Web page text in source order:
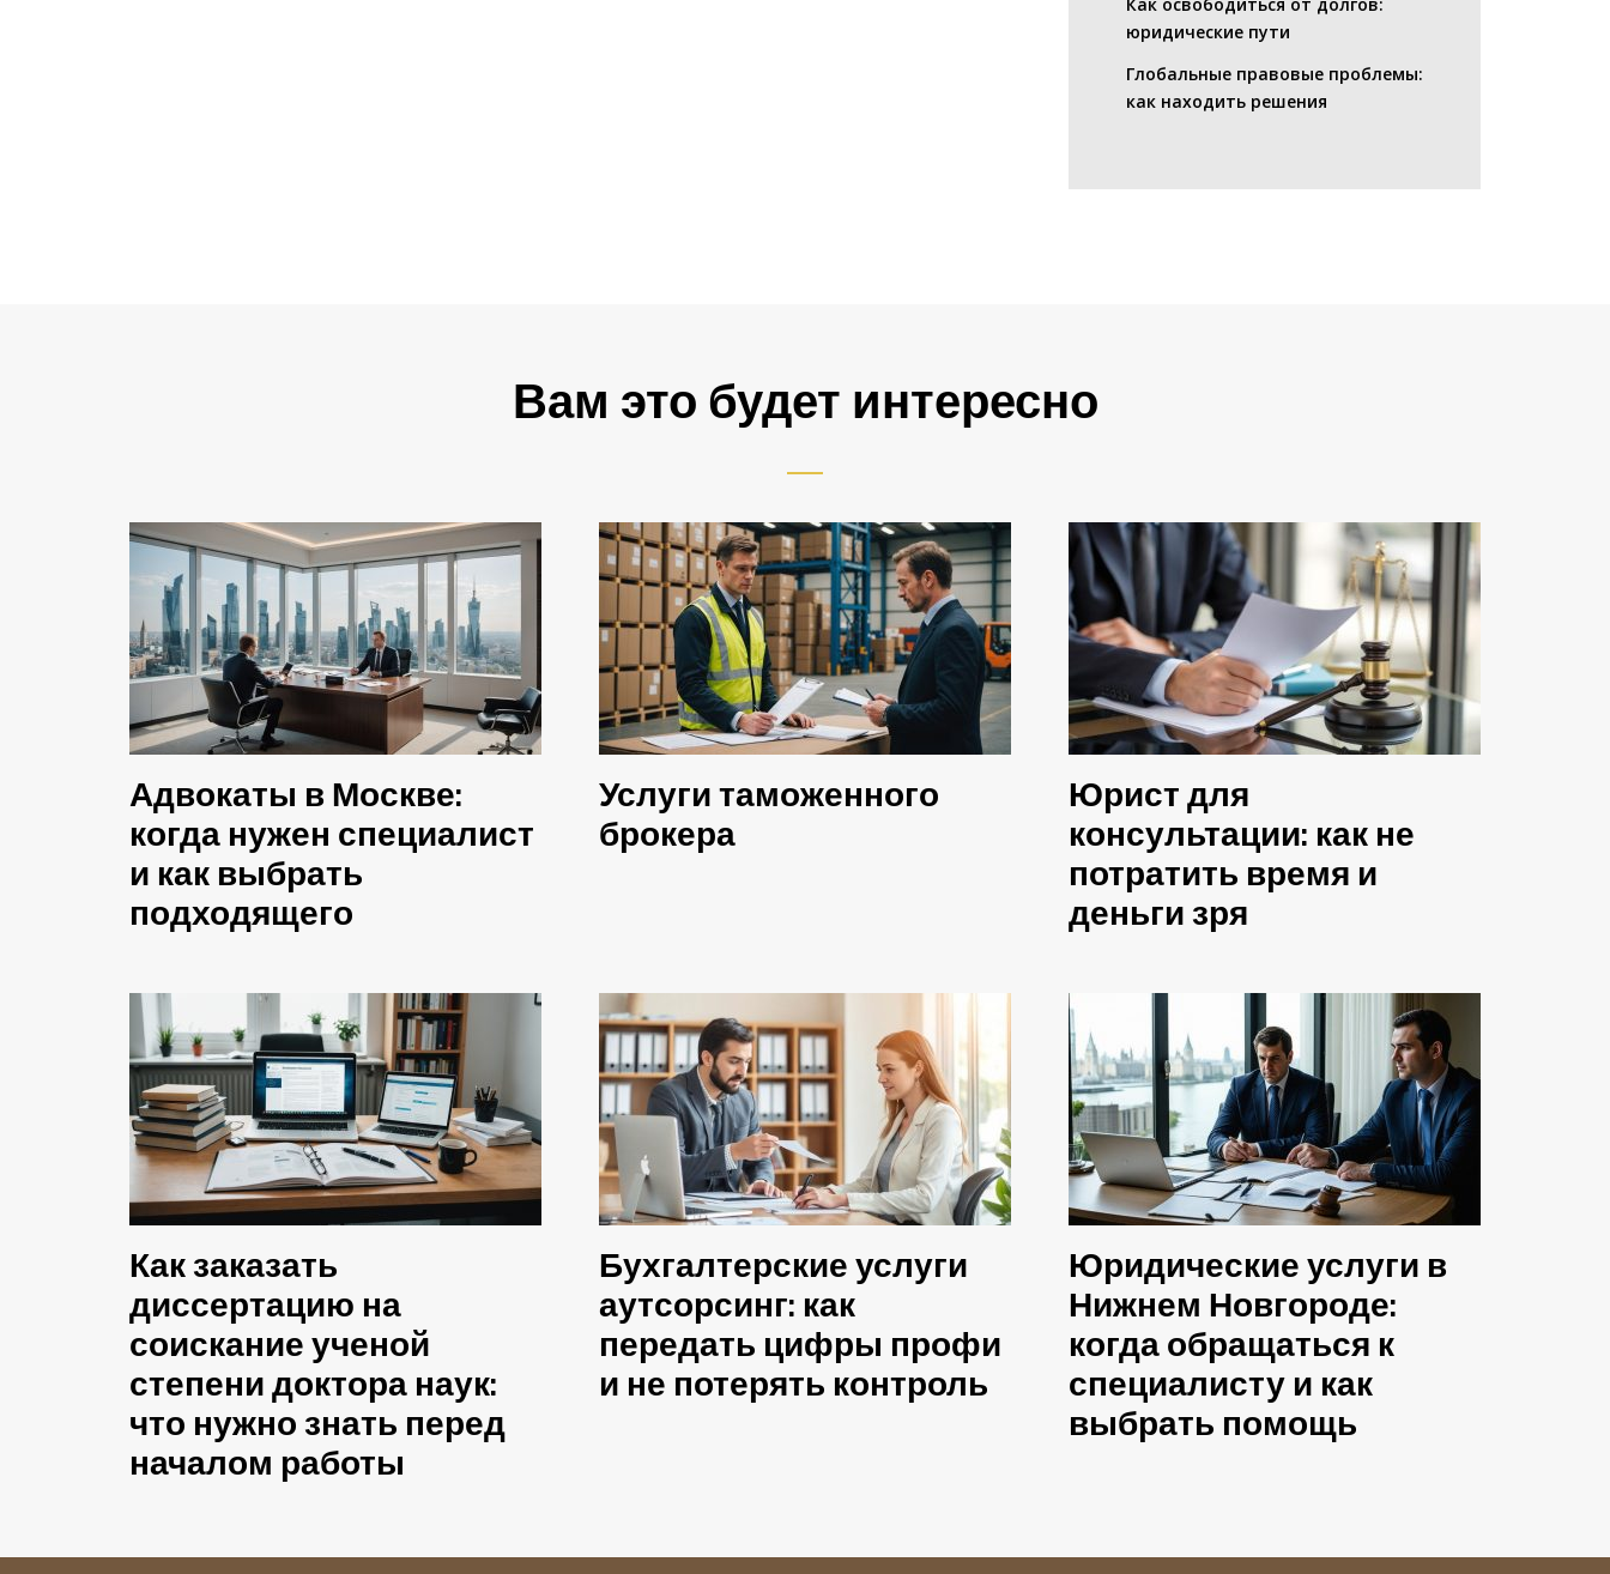
юридические пути
Глобальные правовые проблемы:
как находить решения
Вам это будет интересно
Адвокаты в Москве:
когда нужен специалист
и как выбрать
подходящего
Услуги таможенного
брокера
Юрист для
консультации: как не
потратить время и
деньги зря
Как заказать
диссертацию на
соискание ученой
степени доктора наук:
что нужно знать перед
началом работы
Бухгалтерские услуги
аутсорсинг: как
передать цифры профи
и не потерять контроль
Юридические услуги в
Нижнем Новгороде:
когда обращаться к
специалисту и как
выбрать помощь